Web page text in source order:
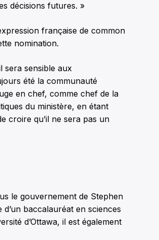
décisions futures. »
française de common
nomination.
sera sensible aux
été la communauté
en chef, comme chef de la
du ministère, en étant
croire qu’il ne sera pas un
le gouvernement de Stephen
baccalauréat en sciences
d’Ottawa, il est également